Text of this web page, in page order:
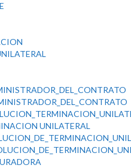
UNILATERAL